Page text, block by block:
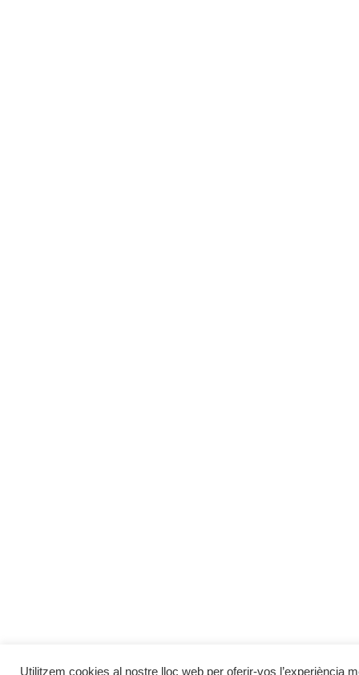
Utilitzem cookies al nostre lloc web per oferir-vos l’experiència